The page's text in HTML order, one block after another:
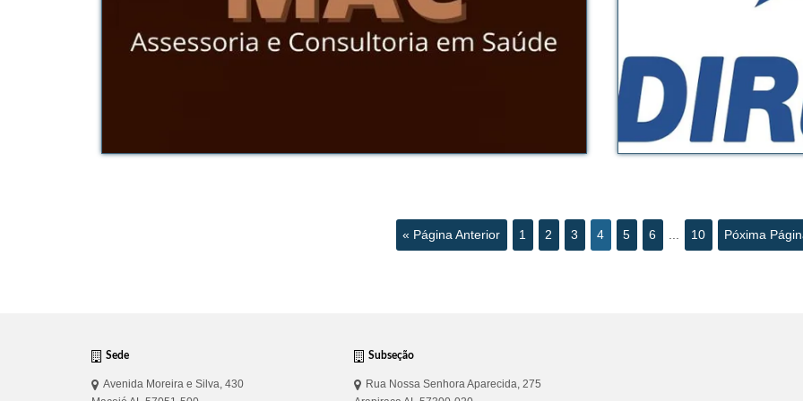
« Página Anterior 1 2 3 4 5 6 ... 10 Póxima
Sede
Avenida Moreira e Silva, 430
Subseção
Rua Nossa Senhora Aparecida, 275